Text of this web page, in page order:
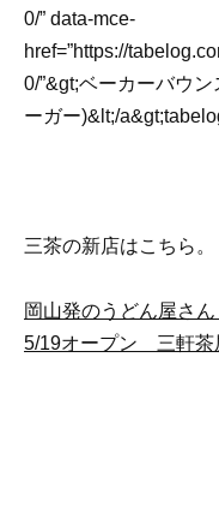
0/” data-mce-
href=”https://
0/”&gt;ベーカーバウ
ーガー)&lt;/
三茶の新店はこちら。
岡山発のうどん屋さ
5/19オープン 三軒茶